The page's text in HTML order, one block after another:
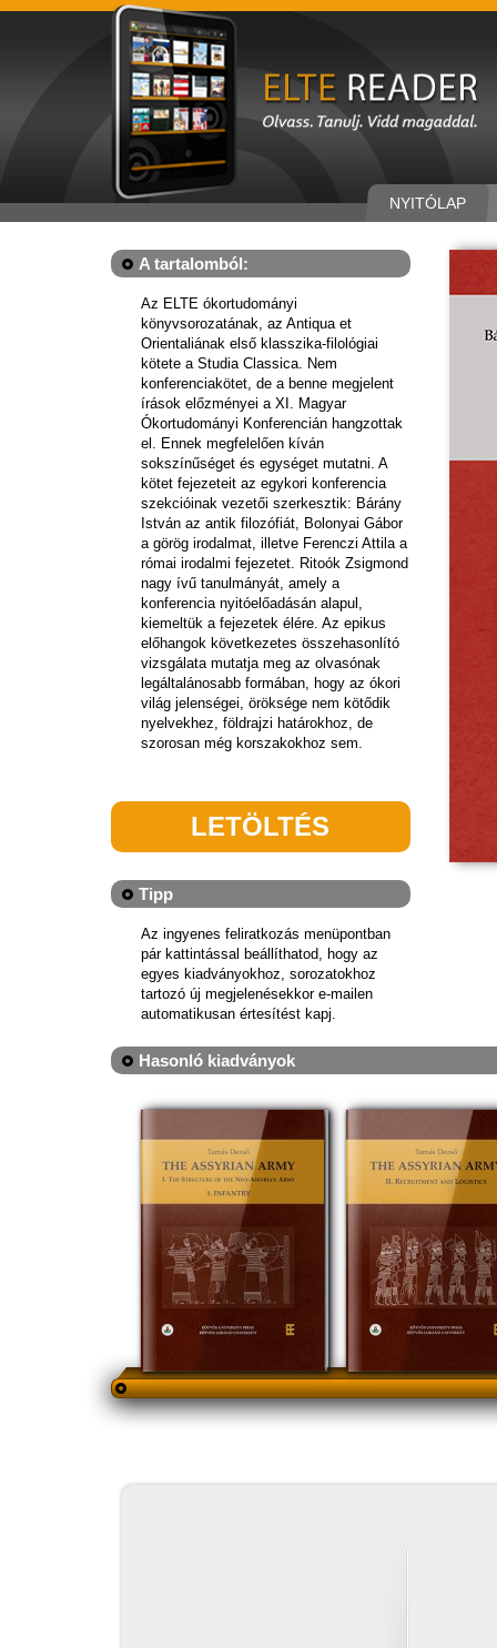
NYITÓLAP
A tartalomból:
Az ELTE ókortudományi
könyvsorozatának, az Antiqua et
Orientaliának első klasszika-filológiai
kötete a Studia Classica. Nem
konferenciakötet, de a benne megjelent
írások előzményei a XI. Magyar
Ókortudományi Konferencián hangzottak
el. Ennek megfelelően kíván
sokszínűséget és egységet mutatni. A
kötet fejezeteit az egykori konferencia
szekcióinak vezetői szerkesztik: Bárány
István az antik filozófiát, Bolonyai Gábor
a görög irodalmat, illetve Ferenczi Attila a
római irodalmi fejezetet. Ritoók Zsigmond
nagy ívű tanulmányát, amely a
konferencia nyitóelőadásán alapul,
kiemeltük a fejezetek élére. Az epikus
előhangok következetes összehasonlító
vizsgálata mutatja meg az olvasónak
legáltalánosabb formában, hogy az ókori
világ jelenségei, öröksége nem kötődik
nyelvekhez, földrajzi határokhoz, de
szorosan még korszakokhoz sem.
LETÖLTÉS
Tipp
Az ingyenes feliratkozás menüpontban
pár kattintással beállíthatod, hogy az
egyes kiadványokhoz, sorozatokhoz
tartozó új megjelenésekkor e-mailen
automatikusan értesítést kapj.
Hasonló kiadványok